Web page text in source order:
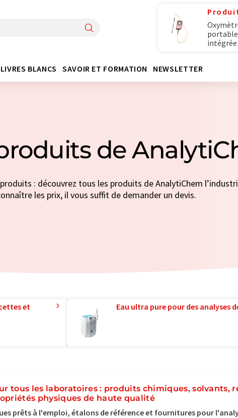
intégrée
LIVRES BLANCS SAVOIR ET FORMATION NEWSLETTER
de
: découvrez tous les produits de AnalytiChem
les prix, il vous suffit de demander un devis.
et
Eau ultra pure pour des analyses
tous les laboratoires : produits chimiques, solvants,
physiques de haute qualité
prêts à l'emploi, étalons de référence et fournitures pour